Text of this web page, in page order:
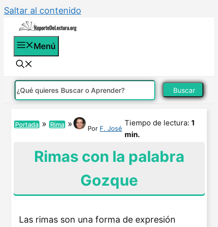
Saltar al contenido
Menú
Buscar
Portada » Rima » Por F. José
Tiempo de lectura: 1
min.
Rimas con la palabra
Gozque
Las rimas son una forma de expresión